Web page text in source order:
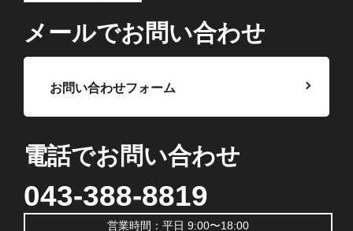
メールでお問い合わせ
お問い合わせフォーム
電話でお問い合わせ
043-388-8819
営業時間：平日 9:00〜18:00